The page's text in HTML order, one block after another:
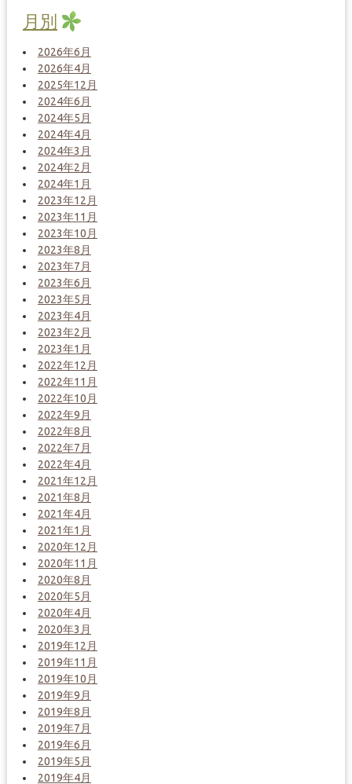
月別
2026年6月
2026年4月
2025年12月
2024年6月
2024年5月
2024年4月
2024年3月
2024年2月
2024年1月
2023年12月
2023年11月
2023年10月
2023年8月
2023年7月
2023年6月
2023年5月
2023年4月
2023年2月
2023年1月
2022年12月
2022年11月
2022年10月
2022年9月
2022年8月
2022年7月
2022年4月
2021年12月
2021年8月
2021年4月
2021年1月
2020年12月
2020年11月
2020年8月
2020年5月
2020年4月
2020年3月
2019年12月
2019年11月
2019年10月
2019年9月
2019年8月
2019年7月
2019年6月
2019年5月
2019年4月